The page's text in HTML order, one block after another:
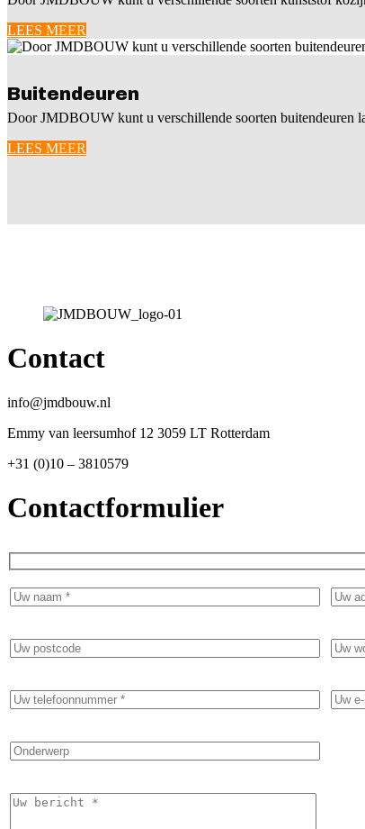
LEES MEER
Buitendeuren
Door JMDBOUW kunt u verschillende soorten buitendeuren
LEES MEER
Contact
info@jmdbouw.nl
Emmy van leersumhof 12 3059 LT Rotterdam
+31 (0)10 – 3810579
Contactformulier